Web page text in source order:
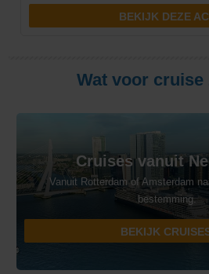
BEKIJK DEZE
Wat voor cruise
Cruises vanuit
Vanuit Rotterdam of Amsterdam
bestemming.
BEKIJK